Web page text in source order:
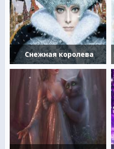
Снежная королева